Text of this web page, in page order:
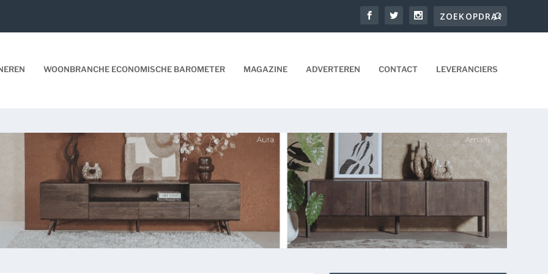
WOONBRANCHE ECONOMISCHE BAROMETER MAGAZINE ADVERTEREN CONTACT LEVERANCIERS